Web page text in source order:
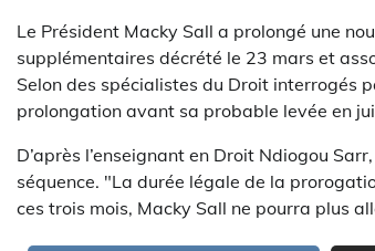
Le Président Macky Sall a prolongé une
supplémentaires décrété le 23 mars et
Selon des spécialistes du Droit interrogés
prolongation avant sa probable levée en
D’après l’enseignant en Droit Ndiogou
séquence. "La durée légale de la
ces trois mois, Macky Sall ne pourra plus